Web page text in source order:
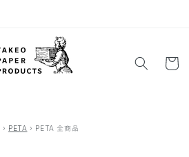
ー
› PETA › PETA 全商品